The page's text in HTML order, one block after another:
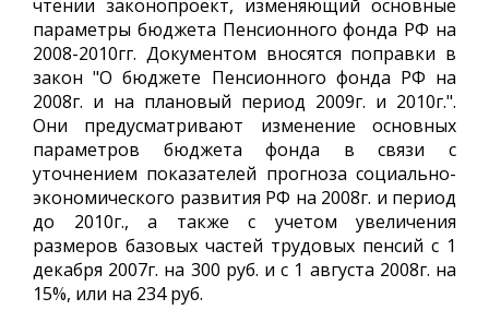
чтении законопроект, изменяющий основные
параметры бюджета Пенсионного фонда РФ на
2008-2010гг. Документом вносятся поправки в
закон "О бюджете Пенсионного фонда РФ на
2008г. и на плановый период 2009г. и 2010г.".
Они предусматривают изменение основных
параметров бюджета фонда в связи с
уточнением показателей прогноза социально-
экономического развития РФ на 2008г. и период
до 2010г., а также с учетом увеличения
размеров базовых частей трудовых пенсий с 1
декабря 2007г. на 300 руб. и с 1 августа 2008г. на
15%, или на 234 руб.